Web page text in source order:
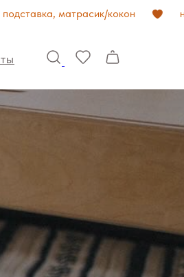
матрасик/кокон новый